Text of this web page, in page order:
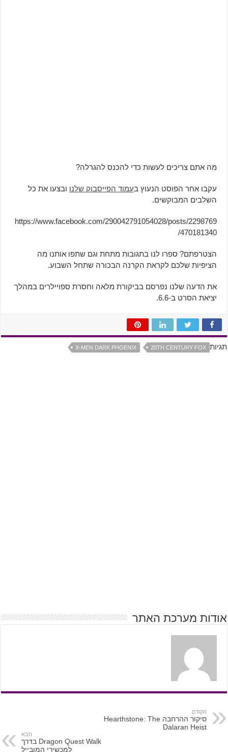
מה אתם צריכים לעשות כדי להכנס להגרלה?
עקבו אחר הפוסט הנעוץ בעמוד הפייסבוק שלנוובצעו את כל
השלבים המבוקשים.
https://www.facebook.com/290042791054028/posts/2298769
470181340/
הצטרפתם? ספרו לנו בתגובות מתחת וגם שתפו אותנו מה
הציפיות שלכם לקראת הקרנה הבכורה שתחל השבוע.
את הדעה שלנו נפרסם בביקורת מלאה וחסרת ספויילרים במהלך
יציאת הסרט ב-6.6.
תגיות 20TH CENTURY FOX
X-MEN DARK PHOENIX
אודות מערכת האתר
הקודם
סיקור ההרחבה Hearthstone: The
Dalaran Heist
הבא
Dragon Quest Walk בדרך
למכשירי המובייל